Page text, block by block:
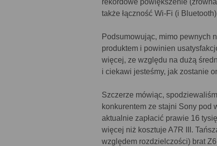
rekordowe powiększenie
także łączność Wi-Fi (i
Podsumowując, mimo pewnych
produktem i powinien
więcej, ze względu na dużą
i ciekawi jesteśmy, jak zostanie
Szczerze mówiąc,
konkurentem ze stajni Sony pod
aktualnie zapłacić prawie 16
więcej niż kosztuje A7R III.
względem rozdzielczości) brat